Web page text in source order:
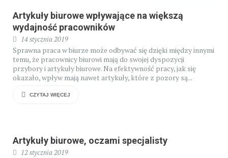
Artykuły biurowe wpływające na większą
wydajność pracowników
14 stycznia 2019
Sprawna praca w biurze może odbywać się dzięki między innymi
temu, że pracownicy biurowi mają do swojej dyspozycji
przybory i artykuły biurowe. Na efektywność pracy, jak się
okazało, wpływ mają nawet artykuły, które z pozory są...
CZYTAJ WIĘCEJ
Artykuły biurowe, oczami specjalisty
12 stycznia 2019